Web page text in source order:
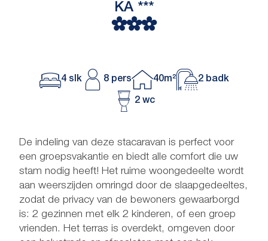
KA ***
4 slk 8 pers 40m² 2 badk
2 wc
De indeling van deze stacaravan is perfect voor
een groepsvakantie en biedt alle comfort die uw
stam nodig heeft! Het ruime woongedeelte wordt
aan weerszijden omringd door de slaapgedeeltes,
zodat de privacy van de bewoners gewaarborgd
is: 2 gezinnen met elk 2 kinderen, of een groep
vrienden. Het terras is overdekt, omgeven door